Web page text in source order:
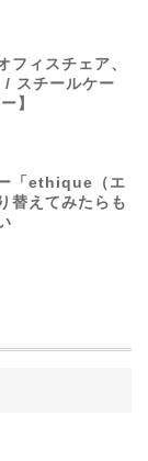
フィスチェア、
スチールケー
】
「ethique（エ
替えてみたらも